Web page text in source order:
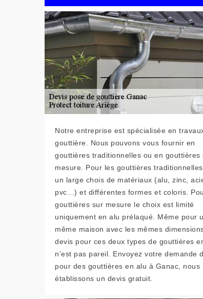
Notre entreprise est spécialisée en
gouttière. Nous pouvons vous fournir en
gouttières traditionnelles ou en gouttières
mesure. Pour les gouttières
un large chois de matériaux (alu, zinc,
pvc…) et différentes formes et coloris.
gouttières sur mesure le choix est limité
uniquement en alu prélaqué. Même pour
même maison avec les mêmes
devis pour ces deux types de gouttières
n’est pas pareil. Envoyez votre demande
pour des gouttières en alu à Ganac, nous
établissons un devis gratuit.